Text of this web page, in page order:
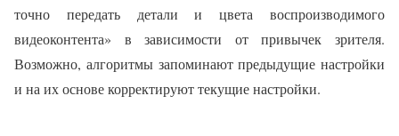
точно передать детали и цвета воспроизводимого
видеоконтента» в зависимости от привычек зрителя.
Возможно, алгоритмы запоминают предыдущие настройки
и на их основе корректируют текущие настройки.